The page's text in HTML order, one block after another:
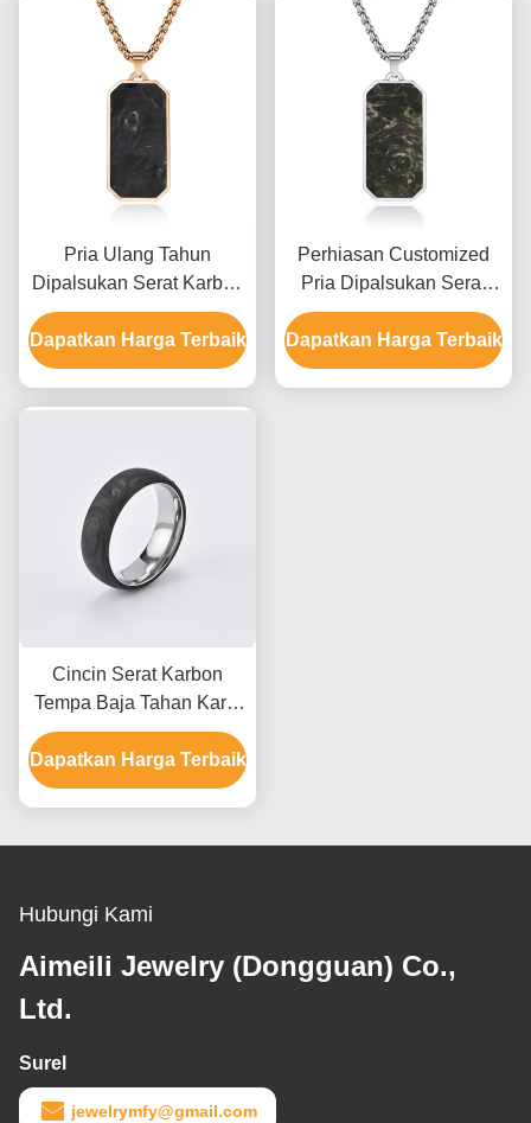
Pria Ulang Tahun
Dipalsukan Serat Karbon
Pendant Emas dan
Choker Doa Hijau
Dapatkan Harga Terbaik
Perhiasan Customized
Pria Dipalsukan Serat
Karbon Pendant Kalung
Bergaya
Dapatkan Harga Terbaik
Cincin Serat Karbon
Tempa Baja Tahan Karat
Modern Untuk Pria Tahan
Air dengan layanan
Kustomisasi
Dapatkan Harga Terbaik
Hubungi Kami
Aimeili Jewelry (Dongguan) Co.,
Ltd.
Surel
jewelrymfy@gmail.com